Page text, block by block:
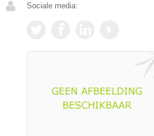
Sociale media: